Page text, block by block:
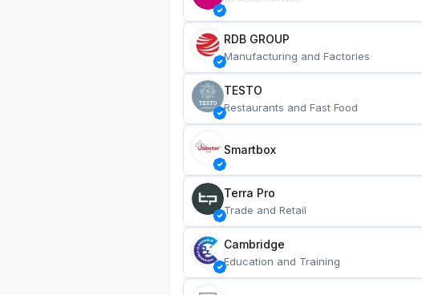
RDB GROUP
Manufacturing and Factories
TESTO
Restaurants and Fast Food
Smartbox
Terra Pro
Trade and Retail
Cambridge
Education and Training